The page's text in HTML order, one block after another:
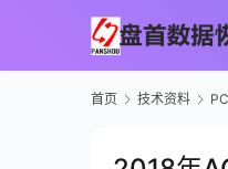
首页 技术资料